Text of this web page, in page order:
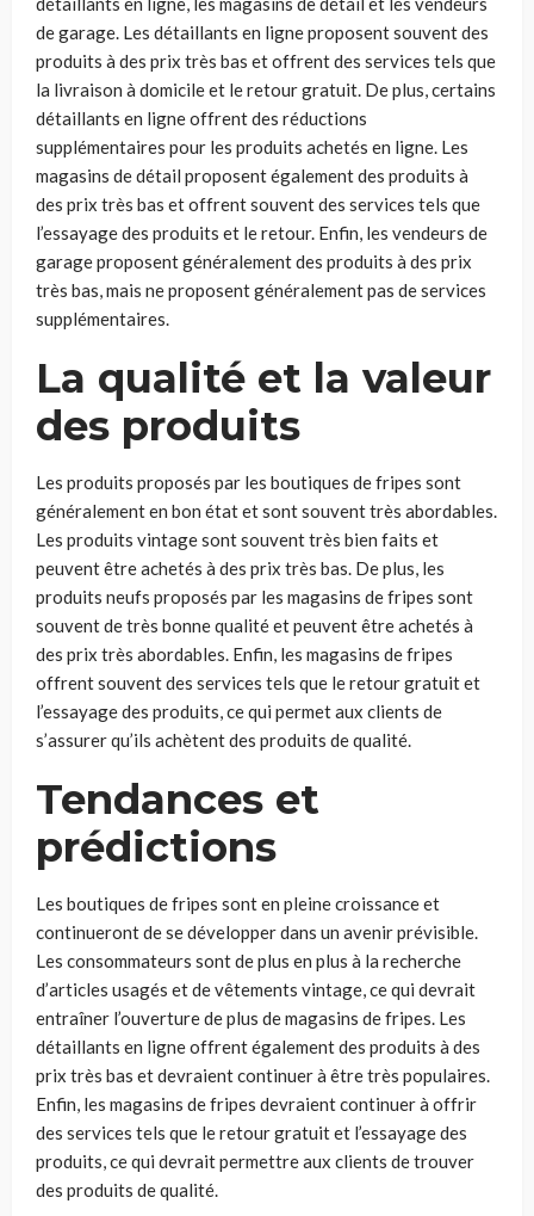
de garage. Les détaillants en ligne proposent souvent des
produits à des prix très bas et offrent des services tels que
la livraison à domicile et le retour gratuit. De plus, certains
détaillants en ligne offrent des réductions
supplémentaires pour les produits achetés en ligne. Les
magasins de détail proposent également des produits à
des prix très bas et offrent souvent des services tels que
l’essayage des produits et le retour. Enfin, les vendeurs de
garage proposent généralement des produits à des prix
très bas, mais ne proposent généralement pas de services
supplémentaires.
La qualité et la valeur
des produits
Les produits proposés par les boutiques de fripes sont
généralement en bon état et sont souvent très abordables.
Les produits vintage sont souvent très bien faits et
peuvent être achetés à des prix très bas. De plus, les
produits neufs proposés par les magasins de fripes sont
souvent de très bonne qualité et peuvent être achetés à
des prix très abordables. Enfin, les magasins de fripes
offrent souvent des services tels que le retour gratuit et
l’essayage des produits, ce qui permet aux clients de
s’assurer qu’ils achètent des produits de qualité.
Tendances et
prédictions
Les boutiques de fripes sont en pleine croissance et
continueront de se développer dans un avenir prévisible.
Les consommateurs sont de plus en plus à la recherche
d’articles usagés et de vêtements vintage, ce qui devrait
entraîner l’ouverture de plus de magasins de fripes. Les
détaillants en ligne offrent également des produits à des
prix très bas et devraient continuer à être très populaires.
Enfin, les magasins de fripes devraient continuer à offrir
des services tels que le retour gratuit et l’essayage des
produits, ce qui devrait permettre aux clients de trouver
des produits de qualité.